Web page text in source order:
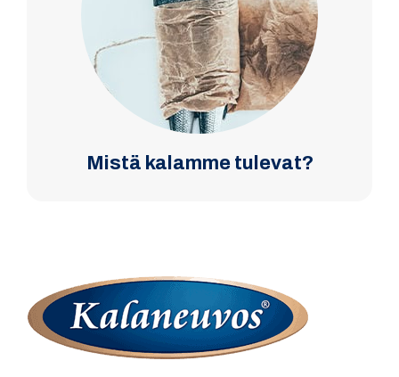
Mistä kalamme tulevat?